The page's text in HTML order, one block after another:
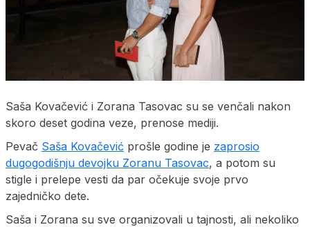
Saša Kovačević i Zorana Tasovac su se venčali nakon
skoro deset godina veze, prenose mediji.
Pevač Saša Kovačević prošle godine je zaprosio
dugogodišnju devojku Zoranu Tasovac, a potom su
stigle i prelepe vesti da par očekuje svoje prvo
zajedničko dete.
Saša i Zorana su sve organizovali u tajnosti, ali nekoliko